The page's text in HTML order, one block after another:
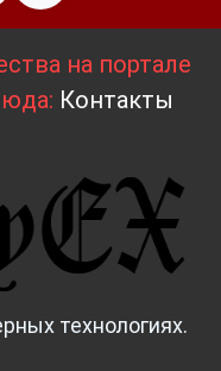
на портале
Контакты
технологиях.